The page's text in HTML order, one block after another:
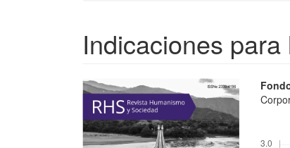
Indicaciones
Barra
lateral
del del